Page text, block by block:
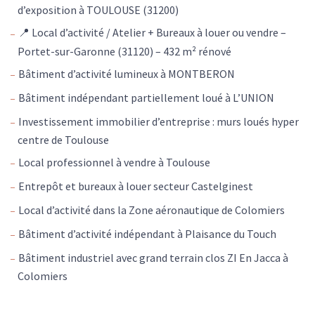
d’exposition à TOULOUSE (31200)
📍 Local d’activité / Atelier + Bureaux à louer ou vendre –
Portet-sur-Garonne (31120) – 432 m² rénové
Bâtiment d’activité lumineux à MONTBERON
Bâtiment indépendant partiellement loué à L’UNION
Investissement immobilier d’entreprise : murs loués hyper
centre de Toulouse
Local professionnel à vendre à Toulouse
Entrepôt et bureaux à louer secteur Castelginest
Local d’activité dans la Zone aéronautique de Colomiers
Bâtiment d’activité indépendant à Plaisance du Touch
Bâtiment industriel avec grand terrain clos ZI En Jacca à
Colomiers